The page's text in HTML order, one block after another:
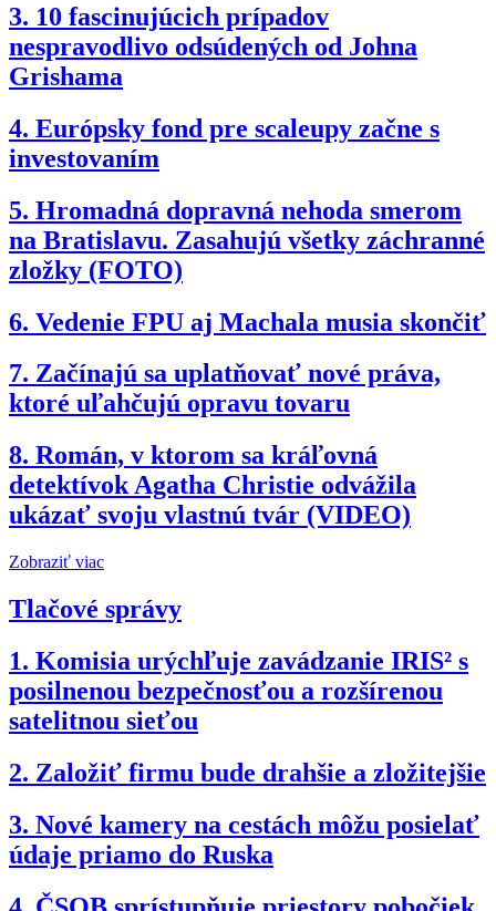
3. 10 fascinujúcich prípadov
nespravodlivo odsúdených od Johna
Grishama
4. Európsky fond pre scaleupy začne s
investovaním
5. Hromadná dopravná nehoda smerom
na Bratislavu. Zasahujú všetky záchranné
zložky (FOTO)
6. Vedenie FPU aj Machala musia skončiť
7. Začínajú sa uplatňovať nové práva,
ktoré uľahčujú opravu tovaru
8. Román, v ktorom sa kráľovná
detektívok Agatha Christie odvážila
ukázať svoju vlastnú tvár (VIDEO)
Zobraziť viac
Tlačové správy
1. Komisia urýchľuje zavádzanie IRIS² s
posilnenou bezpečnosťou a rozšírenou
satelitnou sieťou
2. Založiť firmu bude drahšie a zložitejšie
3. Nové kamery na cestách môžu posielať
údaje priamo do Ruska